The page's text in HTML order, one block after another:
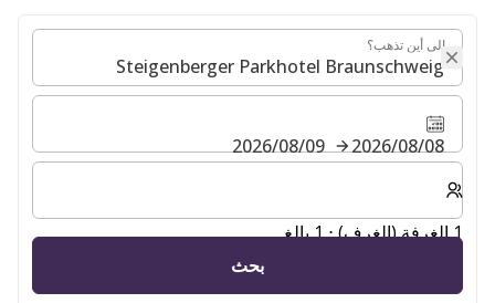
إلى أين تذهب؟
إلى أين تذهب؟
08‏/08‏/2026
09‏/08‏/2026
حدد عدد الغرف والضيوف لإقامتك
1 الغرفة (الغرف) ⋅ 1 بالغ
بحث